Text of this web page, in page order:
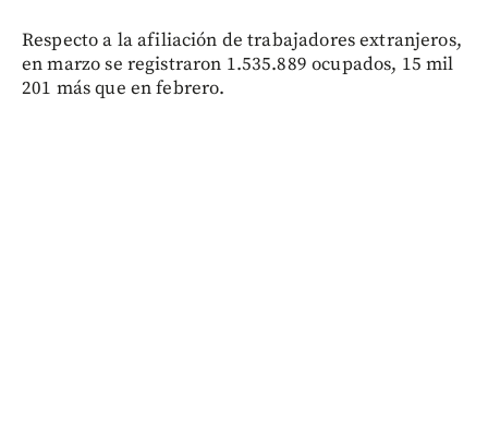
Respecto a la afiliación de trabajadores extranjeros,
en marzo se registraron 1.535.889 ocupados, 15 mil
201 más que en febrero.